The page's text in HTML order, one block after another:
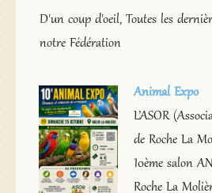
D'un coup d'oeil, Toutes les
notre Fédération
Animal Expo
L’ASOR
de Roche La
10ème salon
Roche La